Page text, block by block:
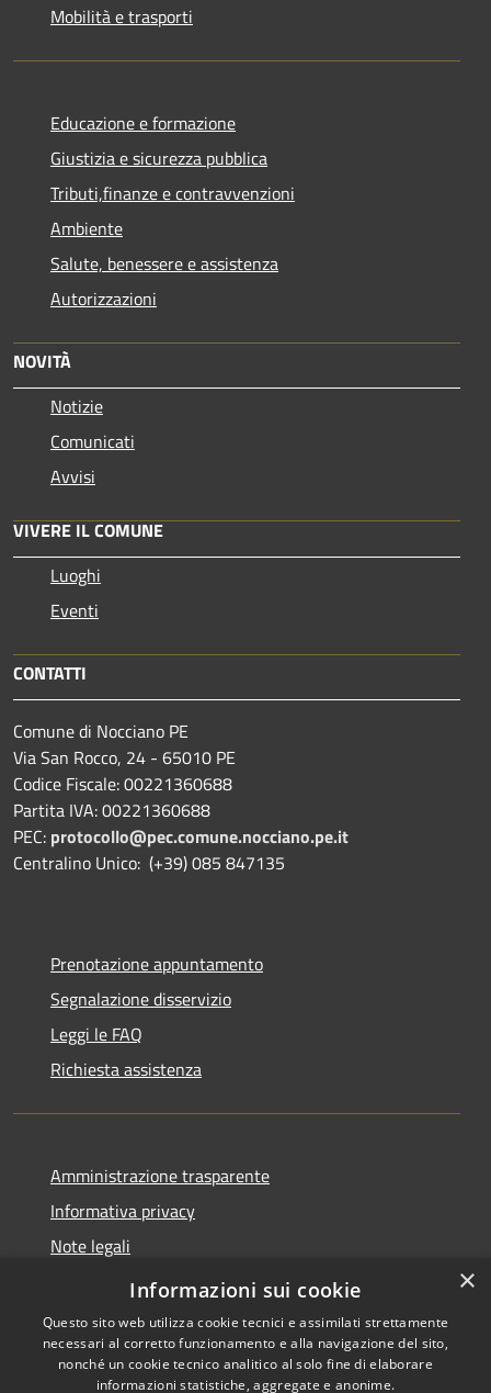
Mobilità e trasporti
Educazione e formazione
Giustizia e sicurezza pubblica
Tributi,finanze e contravvenzioni
Ambiente
Salute, benessere e assistenza
Autorizzazioni
NOVITÀ
Notizie
Comunicati
Avvisi
VIVERE IL COMUNE
Luoghi
Eventi
CONTATTI
Comune di Nocciano PE
Via San Rocco, 24 - 65010 PE
Codice Fiscale: 00221360688
Partita IVA: 00221360688
PEC: protocollo@pec.comune.nocciano.pe.it
Centralino Unico: (+39) 085 847135
Prenotazione appuntamento
Segnalazione disservizio
Leggi le FAQ
Richiesta assistenza
Amministrazione trasparente
Informativa privacy
Note legali
Dichiarazione di accessibilità
×
Informazioni sui cookie
Questo sito web utilizza cookie tecnici e assimilati strettamente
necessari al corretto funzionamento e alla navigazione del sito,
nonché un cookie tecnico analitico al solo fine di elaborare
informazioni statistiche, aggregate e anonime.